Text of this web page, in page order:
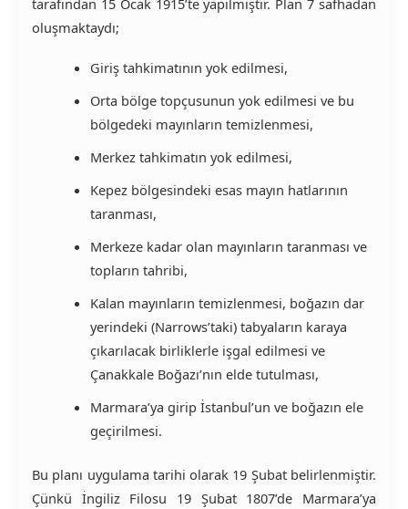
oluşmaktaydı;
Giriş tahkimatının yok edilmesi,
Orta bölge topçusunun yok edilmesi ve bu
bölgedeki mayınların temizlenmesi,
Merkez tahkimatın yok edilmesi,
Kepez bölgesindeki esas mayın hatlarının
taranması,
Merkeze kadar olan mayınların taranması ve
topların tahribi,
Kalan mayınların temizlenmesi, boğazın dar
yerindeki (Narrows’taki) tabyaların karaya
çıkarılacak birliklerle işgal edilmesi ve
Çanakkale Boğazı’nın elde tutulması,
Marmara’ya girip İstanbul’un ve boğazın ele
geçirilmesi.
Bu planı uygulama tarihi olarak 19 Şubat belirlenmiştir.
Çünkü İngiliz Filosu 19 Şubat 1807’de Marmara’ya